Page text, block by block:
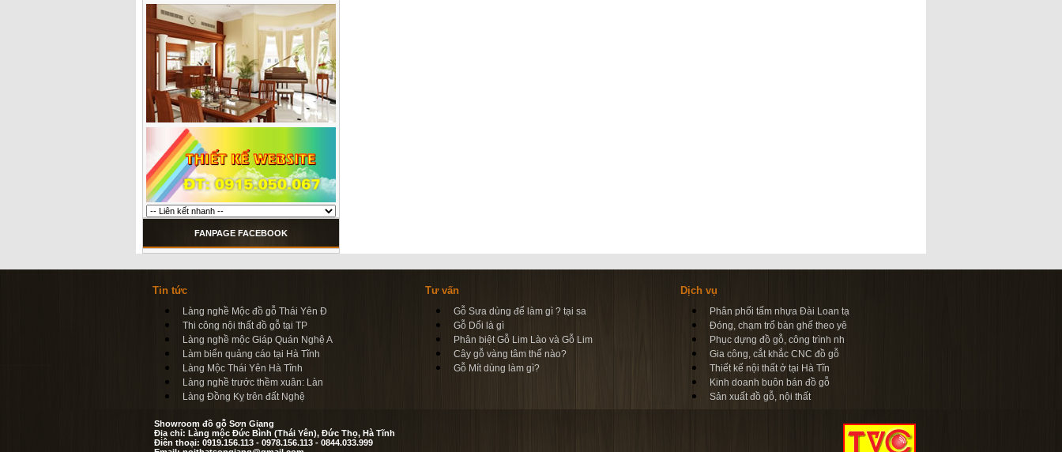
FANPAGE FACEBOOK
Tin tức
Làng nghề Mộc đồ gỗ Thái Yên Đ
Thi công nội thất đồ gỗ tại TP
Làng nghề mộc Giáp Quán Nghệ A
Làm biển quảng cáo tại Hà Tĩnh
Làng Mộc Thái Yên Hà Tĩnh
Làng nghề trước thềm xuân: Làn
Làng Đồng Kỵ trên đất Nghệ
Tư vấn
Gỗ Sưa dùng để làm gì ? tại sa
Gỗ Dổi là gì
Phân biệt Gỗ Lim Lào và Gỗ Lim
Cây gỗ vàng tâm thế nào?
Gỗ Mít dùng làm gì?
Dịch vụ
Phân phối tấm nhựa Đài Loan tạ
Đóng, chạm trổ bàn ghế theo yê
Phục dựng đồ gỗ, công trình nh
Gia công, cắt khắc CNC đồ gỗ
Thiết kế nội thất ở tại Hà Tĩn
Kinh doanh buôn bán đồ gỗ
Sản xuất đồ gỗ, nội thất
Showroom đồ gỗ Sơn Giang
Địa chỉ: Làng mộc Đức Bình (Thái Yên), Đức Thọ, Hà Tĩnh
Điên thoại: 0919.156.113 - 0978.156.113 - 0844.033.999